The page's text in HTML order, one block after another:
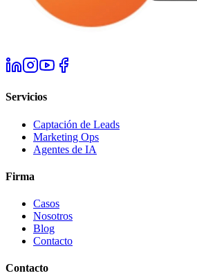
Servicios
Captación de Leads
Marketing Ops
Agentes de IA
Firma
Casos
Nosotros
Blog
Contacto
Contacto